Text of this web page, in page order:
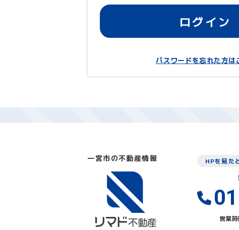
ログイン
パスワードを忘れた方
一宮市の不動産情報 HPを見た
営業